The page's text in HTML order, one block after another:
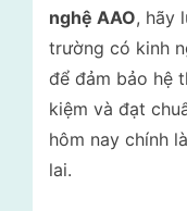
nghệ AAO, hãy
trường có kinh
để đảm bảo hệ
kiệm và đạt
hôm nay chính
lai.